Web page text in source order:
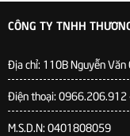
CÔNG TY TNHH
Địa chỉ: 110B Nguyễn Văn
Điện thoại:
M.S.D.N: 0401808059